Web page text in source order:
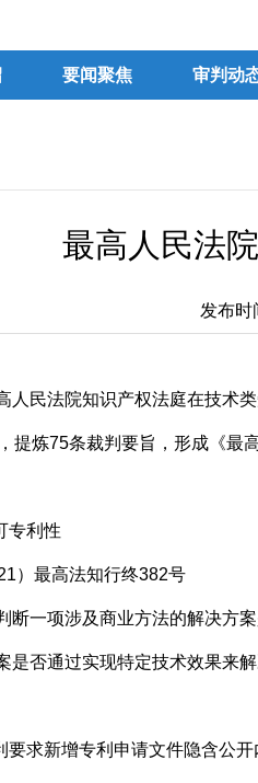
要闻聚焦 审判动
最高人民法
发布时
人民法院知识产权法庭在技术
提炼75条裁判要旨，形成《最
利性
最高法知行终382号
一项涉及商业方法的解决方案
是否通过实现特定技术效果来
求新增专利申请文件隐含公开